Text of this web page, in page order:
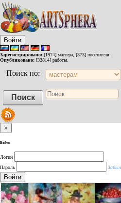
Войти
Зарегистрировано: [1974] мастера, [373] посетителя.
Опубликовано: [32814] работы.
Поиск по:
×
Войти
Логин
Пароль
Войти